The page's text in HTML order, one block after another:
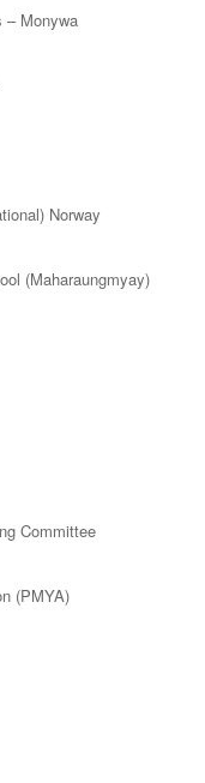
– Monywa
Norway
(Maharaungmyay)
Committee
(PMYA)